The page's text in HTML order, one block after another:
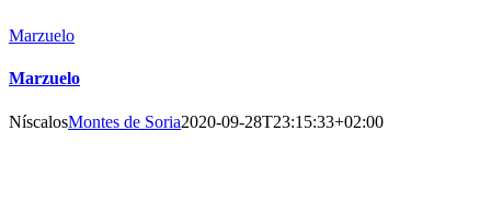
Marzuelo
Marzuelo
NíscalosMontes de Soria2020-09-28T23:15:33+02:00